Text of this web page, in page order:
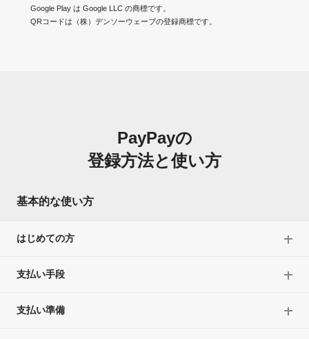
Google Play は Google LLC の商標です。
QRコードは（株）デンソーウェーブの登録商標です。
PayPayの
登録方法と使い方
基本的な使い方
はじめての方
支払い手段
支払い準備